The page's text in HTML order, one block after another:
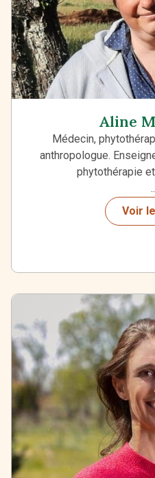
Aline
Médecin,
anthropologue.
phytothérapie
Voir